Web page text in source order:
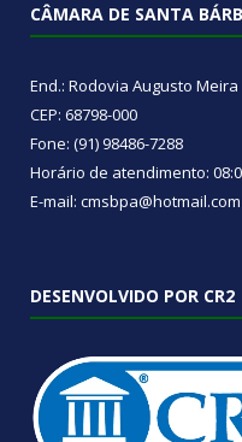
CÂMARA DE SANTA
End.: Rodovia Augusto Meira
CEP: 68798-000
Fone: (91) 98486-7288
Horário de atendimento:
E-mail: cmsbpa@hotmail.com
DESENVOLVIDO POR CR2